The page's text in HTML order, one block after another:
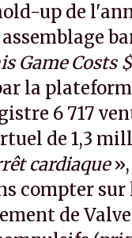
up de
Game Costs
la
6 717
de 1,3
cardiaque»,
compter
de